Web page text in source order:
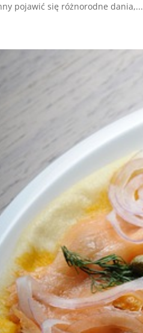
pojawić się różnorodne dania,...